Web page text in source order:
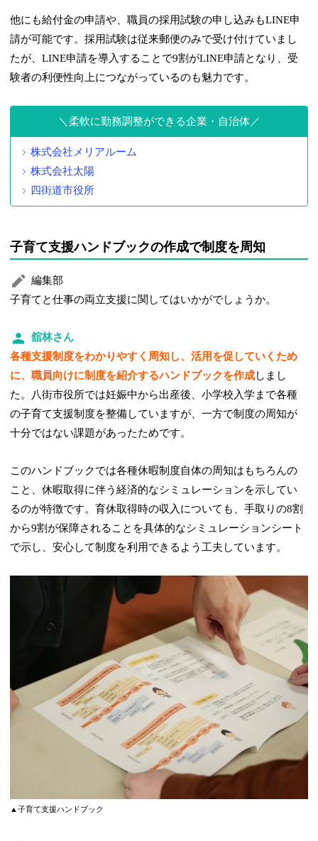
他にも給付金の申請や、職員の採用試験の申し込みもLINE申
請が可能です。採用試験は従来郵便のみで受け付けていまし
たが、LINE申請を導入することで9割がLINE申請となり、受
験者の利便性向上につながっているのも魅力です。
柔軟に勤務調整ができる企業・自治体
株式会社メリアルーム
株式会社太陽
四街道市役所
子育て支援ハンドブックの作成で制度を周知
編集部
子育てと仕事の両立支援に関してはいかがでしょうか。
舘林さん
各種支援制度をわかりやすく周知し、活用を促していくため
に、職員向けに制度を紹介するハンドブックを作成しまし
た。八街市役所では妊娠中から出産後、小学校入学まで各種
の子育て支援制度を整備していますが、一方で制度の周知が
十分ではない課題があったためです。
このハンドブックでは各種休暇制度自体の周知はもちろんの
こと、休暇取得に伴う経済的なシミュレーションを示してい
るのが特徴です。育休取得時の収入についても、手取りの8割
から9割が保障されることを具体的なシミュレーションシート
で示し、安心して制度を利用できるよう工夫しています。
▲子育て支援ハンドブック